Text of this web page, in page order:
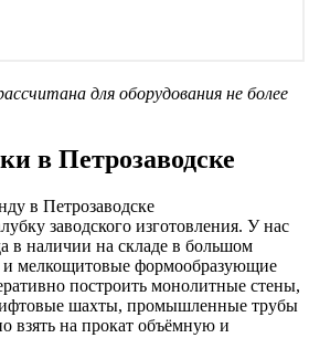
для оборудования не более
в Петрозаводске
в Петрозаводске
заводского изготовления. У нас
в наличии на складе в большом
и мелкощитовые формообразующие
построить монолитные стены,
шахты, промышленные трубы
взять на прокат объёмную и